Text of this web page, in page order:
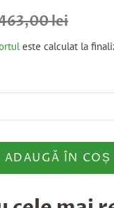
Preț
lei
este calculat la
ADAUGĂ ÎN COȘ